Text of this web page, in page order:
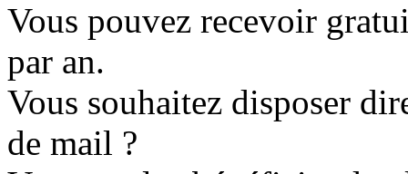
Vous pouvez recevoir
par an.
Vous souhaitez disposer
de mail ?